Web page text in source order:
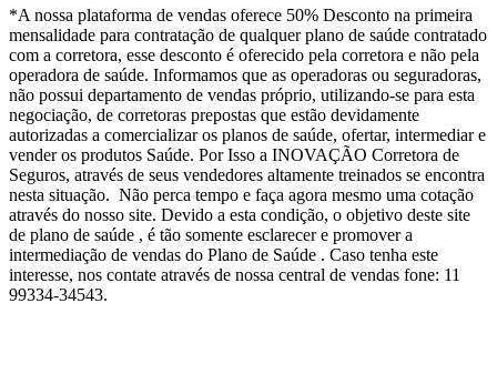
*A nossa plataforma de vendas oferece 50% Desconto na primeira
mensalidade para contratação de qualquer plano de saúde contratado
com a corretora, esse desconto é oferecido pela corretora e não pela
operadora de saúde. Informamos que as operadoras ou seguradoras,
não possui departamento de vendas próprio, utilizando-se para esta
negociação, de corretoras prepostas que estão devidamente
autorizadas a comercializar os planos de saúde, ofertar, intermediar e
vender os produtos Saúde. Por Isso a INOVAÇÃO Corretora de
Seguros, através de seus vendedores altamente treinados se encontra
nesta situação. Não perca tempo e faça agora mesmo uma cotação
através do nosso site. Devido a esta condição, o objetivo deste site
de plano de saúde , é tão somente esclarecer e promover a
intermediação de vendas do Plano de Saúde . Caso tenha este
interesse, nos contate através de nossa central de vendas fone: 11
99334-34543.